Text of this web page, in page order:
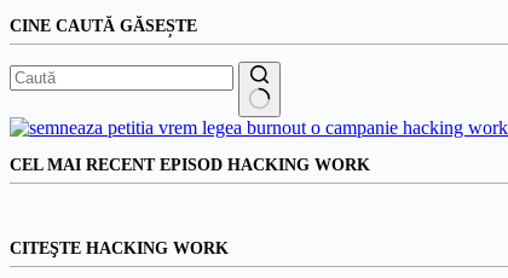
învață:
cum
construim
siguranță
psihologică,
pentru
a
obține
CINE CAUTĂ GĂSEȘTE
Niciun
CEL MAI RECENT EPISOD HACKING WORK
CITEŞTE HACKING WORK